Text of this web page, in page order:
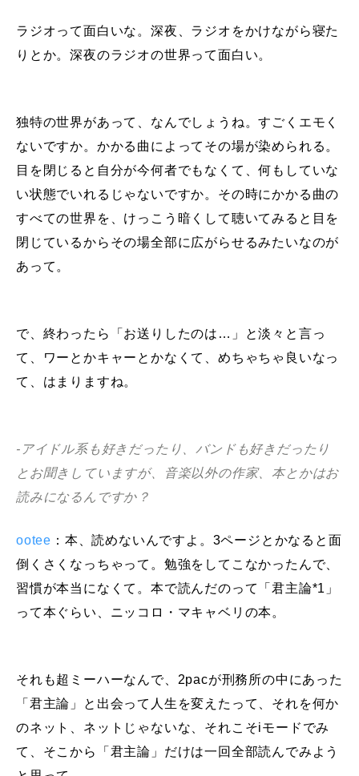
ラジオって面白いな。深夜、ラジオをかけながら寝た
りとか。深夜のラジオの世界って面白い。
独特の世界があって、なんでしょうね。すごくエモく
ないですか。かかる曲によってその場が染められる。
目を閉じると自分が今何者でもなくて、何もしていな
い状態でいれるじゃないですか。その時にかかる曲の
すべての世界を、けっこう暗くして聴いてみると目を
閉じているからその場全部に広がらせるみたいなのが
あって。
で、終わったら「お送りしたのは…」と淡々と言っ
て、ワーとかキャーとかなくて、めちゃちゃ良いなっ
て、はまりますね。
-アイドル系も好きだったり、バンドも好きだったり
とお聞きしていますが、音楽以外の作家、本とかはお
読みになるんですか？
ootee ：本、読めないんですよ。3ページとかなると面
倒くさくなっちゃって。勉強をしてこなかったんで、
習慣が本当になくて。本で読んだのって「君主論*1」
って本ぐらい、ニッコロ・マキャベリの本。
それも超ミーハーなんで、2pacが刑務所の中にあった
「君主論」と出会って人生を変えたって、それを何か
のネット、ネットじゃないな、それこそiモードでみ
て、そこから「君主論」だけは一回全部読んでみよう